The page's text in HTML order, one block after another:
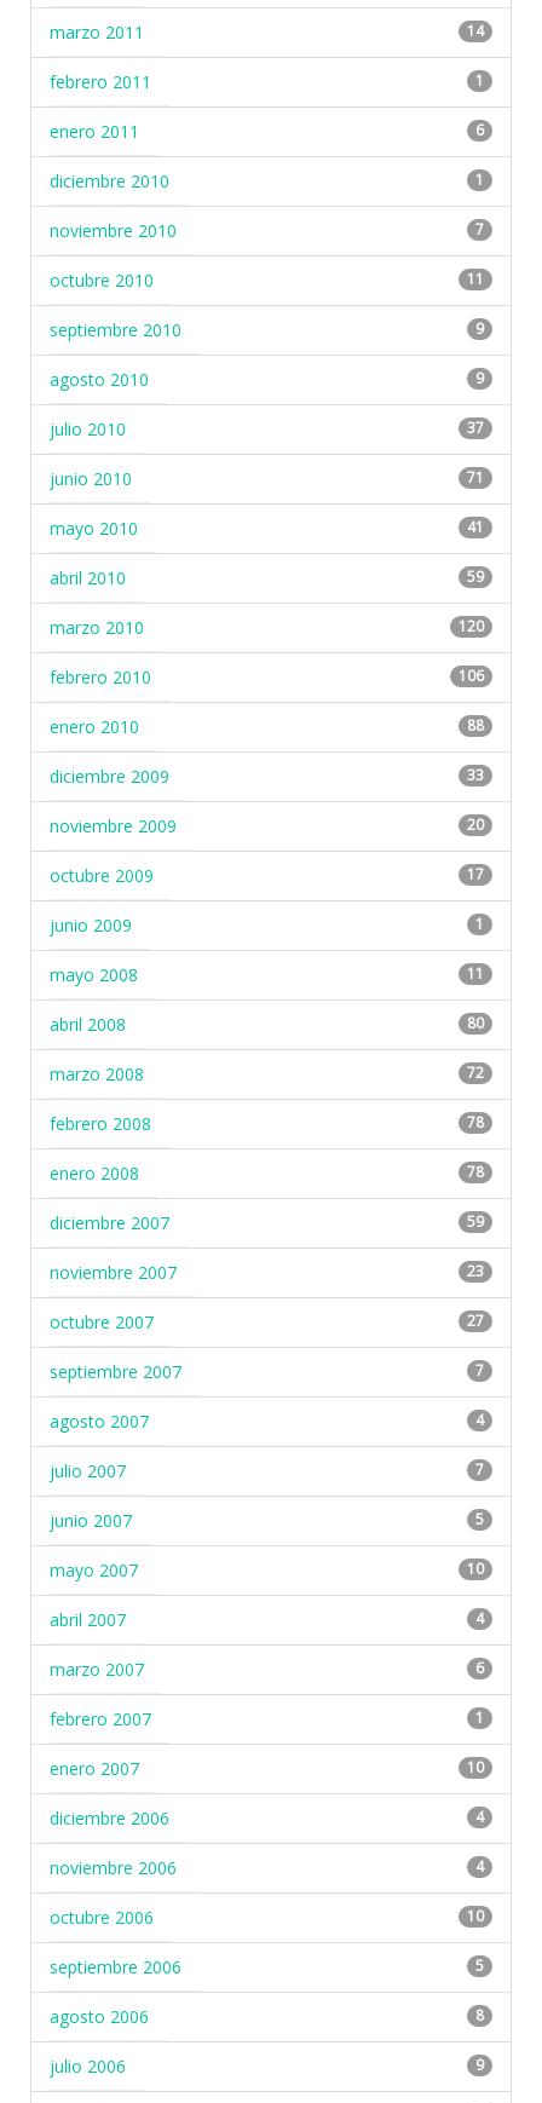
marzo 2011 14
febrero 2011 1
enero 2011 6
diciembre 2010 1
noviembre 2010 7
octubre 2010 11
septiembre 2010 9
agosto 2010 9
julio 2010 37
junio 2010 71
mayo 2010 41
abril 2010 59
marzo 2010 120
febrero 2010 106
enero 2010 88
diciembre 2009 33
noviembre 2009 20
octubre 2009 17
junio 2009 1
mayo 2008 11
abril 2008 80
marzo 2008 72
febrero 2008 78
enero 2008 78
diciembre 2007 59
noviembre 2007 23
octubre 2007 27
septiembre 2007 7
agosto 2007 4
julio 2007 7
junio 2007 5
mayo 2007 10
abril 2007 4
marzo 2007 6
febrero 2007 1
enero 2007 10
diciembre 2006 4
noviembre 2006 4
octubre 2006 10
septiembre 2006 5
agosto 2006 8
julio 2006 9